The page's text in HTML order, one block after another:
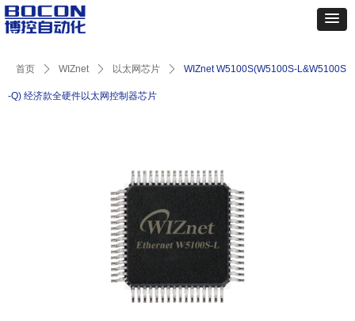
首页 ꄲ WIZnet ꄲ 以太网芯片 ꄲ WIZnet W5100S(W5100S-L&W5100S
-Q) 经济款全硬件以太网控制器芯片